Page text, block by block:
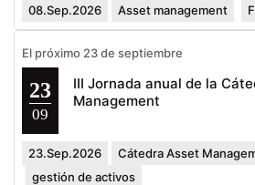
08.Sep.2026 Asset management
El próximo 23 de septiembre
23
09
III Jornada anual de la
Management
23.Sep.2026
Cátedra Asset
gestión de activos